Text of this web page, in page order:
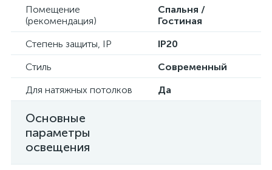
Помещение
(рекомендация)
Спальня /
Гостиная
Степень защиты, IP
IP20
Стиль
Современный
Для натяжных потолков
Да
Основные
параметры
освещения